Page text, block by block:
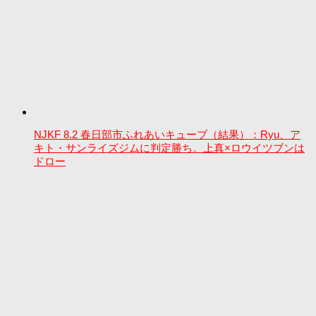
NJKF 8.2 春日部市ふれあいキューブ（結果）：Ryu、ア
キト・サンライズジムに判定勝ち。上真×ロウイツブンは
ドロー